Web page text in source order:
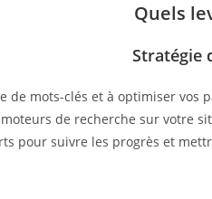
Quels
Stratégie
de mots-clés et à optimiser
de recherche sur
pour suivre les progrès et